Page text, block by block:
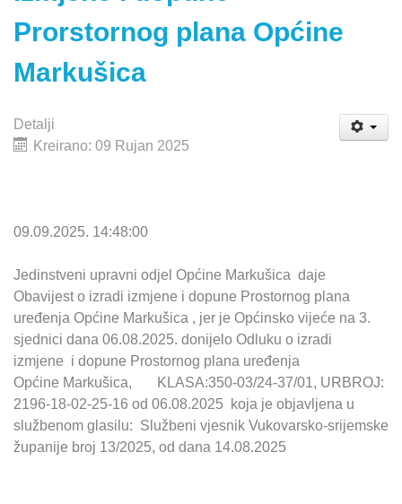
Prorstornog plana Općine
Markušica
Detalji
Kreirano: 09 Rujan 2025
09.09.2025. 14:48:00
Jedinstveni upravni odjel Općine Markušica daje
Obavijest o izradi izmjene i dopune Prostornog plana
uređenja Općine Markušica , jer je Općinsko vijeće na 3.
sjednici dana 06.08.2025. donijelo Odluku o izradi
izmjene i dopune Prostornog plana uređenja
Općine Markušica, KLASA:350-03/24-37/01, URBROJ:
2196-18-02-25-16 od 06.08.2025 koja je objavljena u
službenom glasilu: Službeni vjesnik Vukovarsko-srijemske
županije broj 13/2025, od dana 14.08.2025